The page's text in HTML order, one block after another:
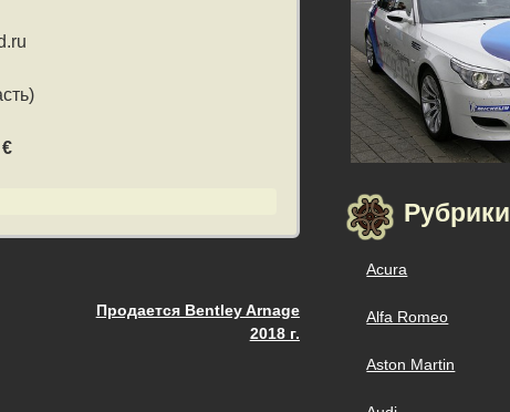
Продается Bentley Arnage
2018 г.
Рубрики
Acura
Alfa Romeo
Aston Martin